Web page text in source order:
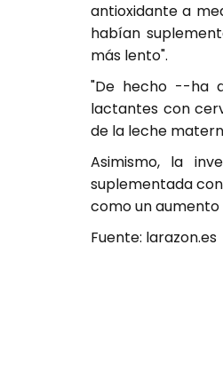
antioxidante a
habían
más lento".
"De hecho --ha
lactantes con
de la leche
Asimismo, la
suplementada
como un aumento
Fuente: larazon.es